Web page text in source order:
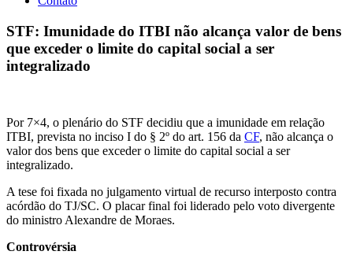
STF: Imunidade do ITBI não alcança valor de bens
que exceder o limite do capital social a ser
integralizado
Por 7×4, o plenário do STF decidiu que a imunidade em relação
ITBI, prevista no inciso I do § 2º do art. 156 da CF, não alcança o
valor dos bens que exceder o limite do capital social a ser
integralizado.
A tese foi fixada no julgamento virtual de recurso interposto contra
acórdão do TJ/SC. O placar final foi liderado pelo voto divergente
do ministro Alexandre de Moraes.
Controvérsia